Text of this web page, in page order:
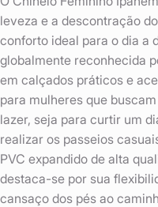
leveza e a descontração
conforto ideal para o dia a
globalmente reconhecida
em calçados práticos e
para mulheres que
lazer, seja para curtir um
realizar os passeios
PVC expandido de alta
destaca-se por sua
cansaço dos pés ao